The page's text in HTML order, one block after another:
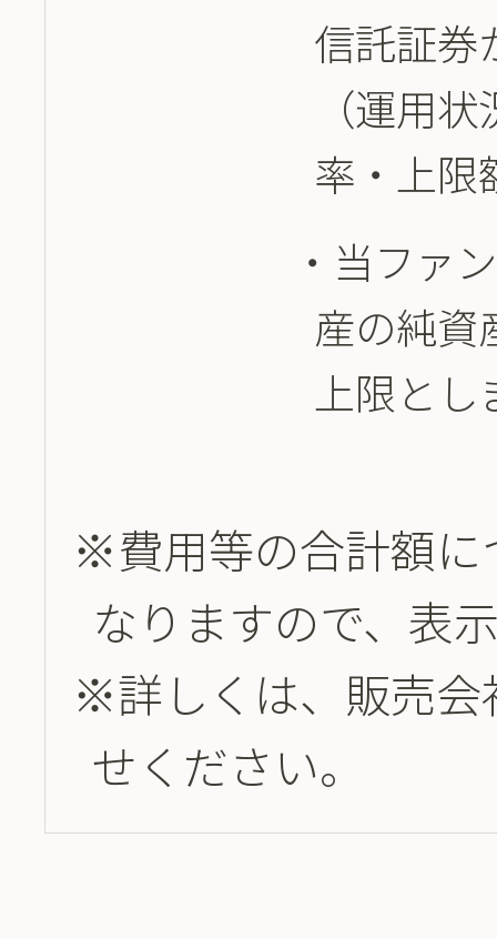
信託証券
（運用
率・上限
当ファ
産の純資
上限とし
※費用等の合計額に
なりますので、表
※詳しくは、販売会
せください。